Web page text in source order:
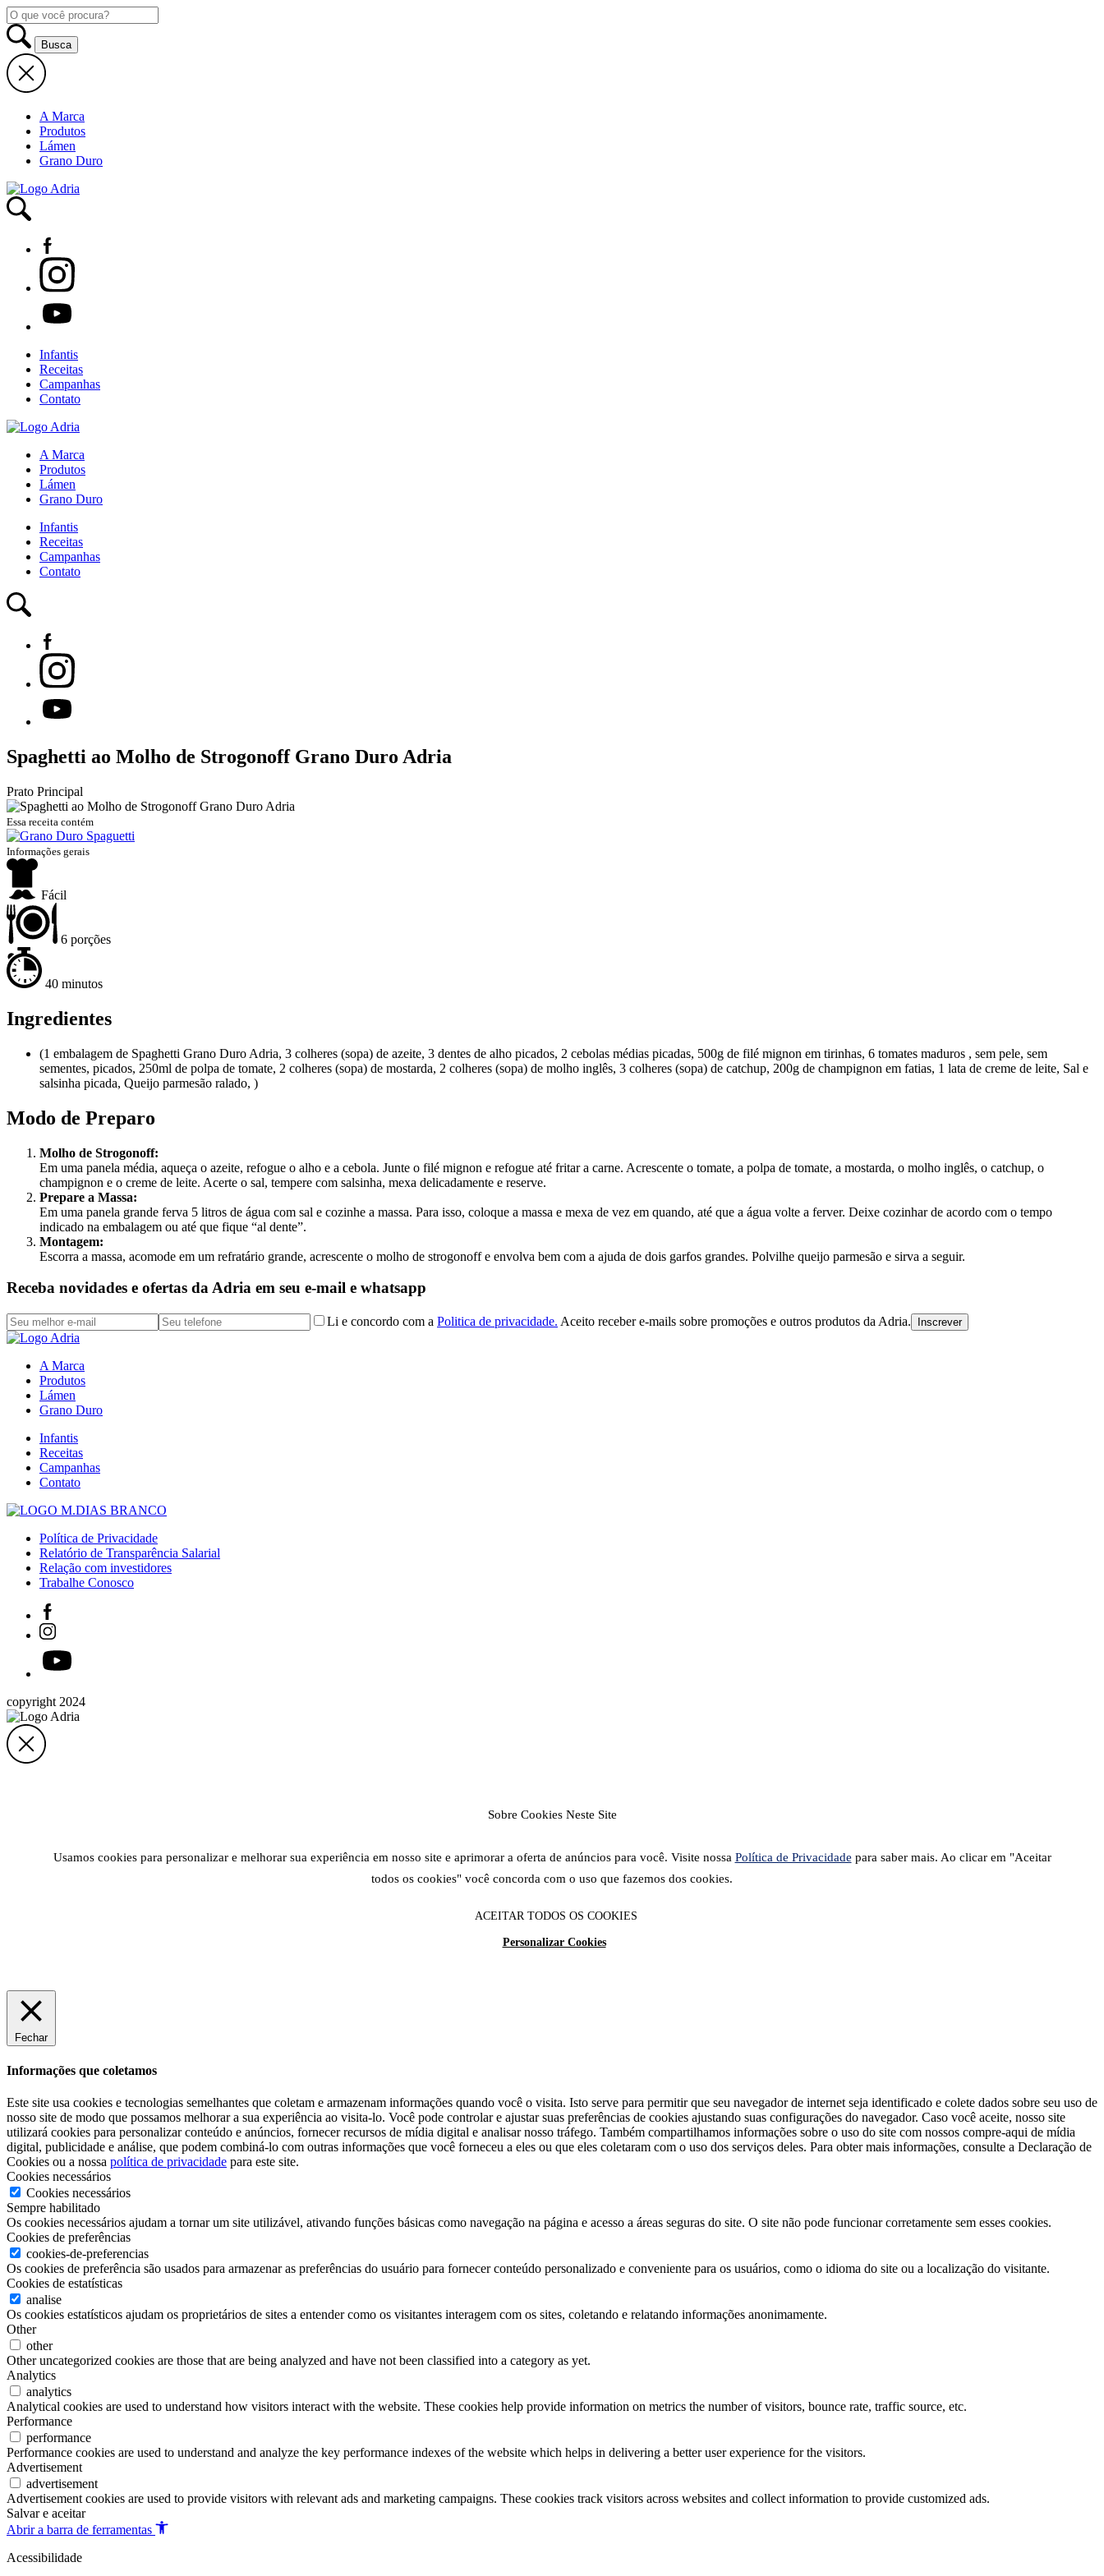
A Marca
Produtos
Lámen
Grano Duro
Infantis
Receitas
Campanhas
Contato
A Marca
Produtos
Lámen
Grano Duro
Infantis
Receitas
Campanhas
Contato
Spaghetti ao Molho de Strogonoff Grano Duro Adria
Prato Principal
Essa receita contém
Informações gerais
Fácil
6 porções
40 minutos
Ingredientes
(1 embalagem de Spaghetti Grano Duro Adria, 3 colheres (sopa) de azeite, 3 dentes de alho picados, 2 cebolas médias picadas, 500g de filé mignon em tirinhas, 6 tomates maduros , sem pele, sem
sementes, picados, 250ml de polpa de tomate, 2 colheres (sopa) de mostarda, 2 colheres (sopa) de molho inglês, 3 colheres (sopa) de catchup, 200g de champignon em fatias, 1 lata de creme de leite, Sal e
salsinha picada, Queijo parmesão ralado, )
Modo de Preparo
Molho de Strogonoff:
Em uma panela média, aqueça o azeite, refogue o alho e a cebola. Junte o filé mignon e refogue até fritar a carne. Acrescente o tomate, a polpa de tomate, a mostarda, o molho inglês, o catchup, o
champignon e o creme de leite. Acerte o sal, tempere com salsinha, mexa delicadamente e reserve.
Prepare a Massa:
Em uma panela grande ferva 5 litros de água com sal e cozinhe a massa. Para isso, coloque a massa e mexa de vez em quando, até que a água volte a ferver. Deixe cozinhar de acordo com o tempo
indicado na embalagem ou até que fique “al dente”.
Montagem:
Escorra a massa, acomode em um refratário grande, acrescente o molho de strogonoff e envolva bem com a ajuda de dois garfos grandes. Polvilhe queijo parmesão e sirva a seguir.
Receba novidades e ofertas da Adria em seu e-mail e whatsapp
Li e concordo com a Politica de privacidade. Aceito receber e-mails sobre promoções e outros produtos da Adria. Inscrever
A Marca
Produtos
Lámen
Grano Duro
Infantis
Receitas
Campanhas
Contato
Política de Privacidade
Relatório de Transparência Salarial
Relação com investidores
Trabalhe Conosco
copyright 2024
Sobre Cookies Neste Site
Usamos cookies para personalizar e melhorar sua experiência em nosso site e aprimorar a oferta de anúncios para você. Visite nossa Política de Privacidade para saber mais. Ao clicar em "Aceitar
todos os cookies" você concorda com o uso que fazemos dos cookies.
ACEITAR TODOS OS COOKIES
Personalizar Cookies
Fechar
Informações que coletamos
Este site usa cookies e tecnologias semelhantes que coletam e armazenam informações quando você o visita. Isto serve para permitir que seu navegador de internet seja identificado e colete dados sobre seu uso de
nosso site de modo que possamos melhorar a sua experiência ao visita-lo. Você pode controlar e ajustar suas preferências de cookies ajustando suas configurações do navegador. Caso você aceite, nosso site
utilizará cookies para personalizar conteúdo e anúncios, fornecer recursos de mídia digital e analisar nosso tráfego. Também compartilhamos informações sobre o uso do site com nossos compre-aqui de mídia
digital, publicidade e análise, que podem combiná-lo com outras informações que você forneceu a eles ou que eles coletaram com o uso dos serviços deles. Para obter mais informações, consulte a Declaração de
Cookies ou a nossa política de privacidade para este site.
Cookies necessários
Cookies necessários
Sempre habilitado
Os cookies necessários ajudam a tornar um site utilizável, ativando funções básicas como navegação na página e acesso a áreas seguras do site. O site não pode funcionar corretamente sem esses cookies.
Cookies de preferências
cookies-de-preferencias
Os cookies de preferência são usados para armazenar as preferências do usuário para fornecer conteúdo personalizado e conveniente para os usuários, como o idioma do site ou a localização do visitante.
Cookies de estatísticas
analise
Os cookies estatísticos ajudam os proprietários de sites a entender como os visitantes interagem com os sites, coletando e relatando informações anonimamente.
Other
other
Other uncategorized cookies are those that are being analyzed and have not been classified into a category as yet.
Analytics
analytics
Analytical cookies are used to understand how visitors interact with the website. These cookies help provide information on metrics the number of visitors, bounce rate, traffic source, etc.
Performance
performance
Performance cookies are used to understand and analyze the key performance indexes of the website which helps in delivering a better user experience for the visitors.
Advertisement
advertisement
Advertisement cookies are used to provide visitors with relevant ads and marketing campaigns. These cookies track visitors across websites and collect information to provide customized ads.
Salvar e aceitar
Abrir a barra de ferramentas
Acessibilidade